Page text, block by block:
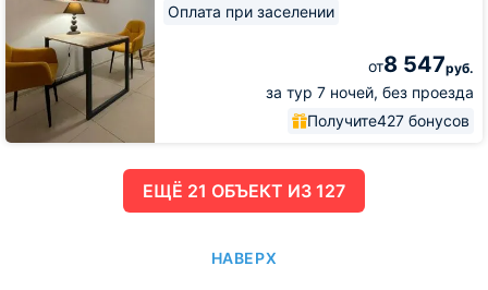
Оплата при заселении
от8 547руб.
за тур 7 ночей, без проезда
Получите427 бонусов
ЕЩË 21 ОБЪЕКТ ИЗ 127
НАВЕРХ